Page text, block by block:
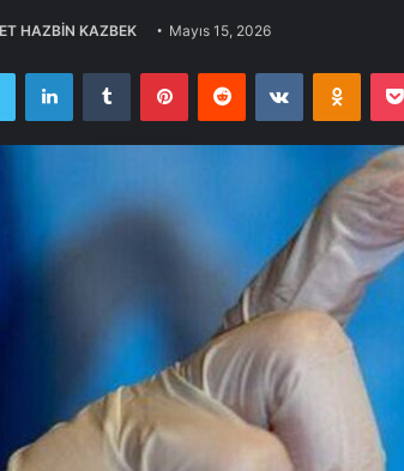
HAZBİN KAZBEK Mayıs 15, 2026
Twitter LinkedInTumblr PinterestReddit VKontakte